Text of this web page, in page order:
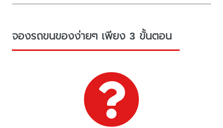
จองรถขนของง่ายๆ เพียง 3 ขั้นตอน